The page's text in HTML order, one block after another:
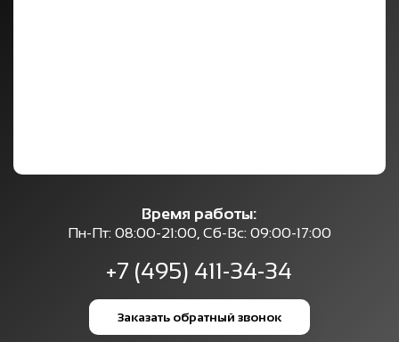
Время работы:
Пн-Пт: 08:00-21:00, Сб-Вс: 09:00-17:00
+7 (495) 411-34-34
Заказать обратный звонок